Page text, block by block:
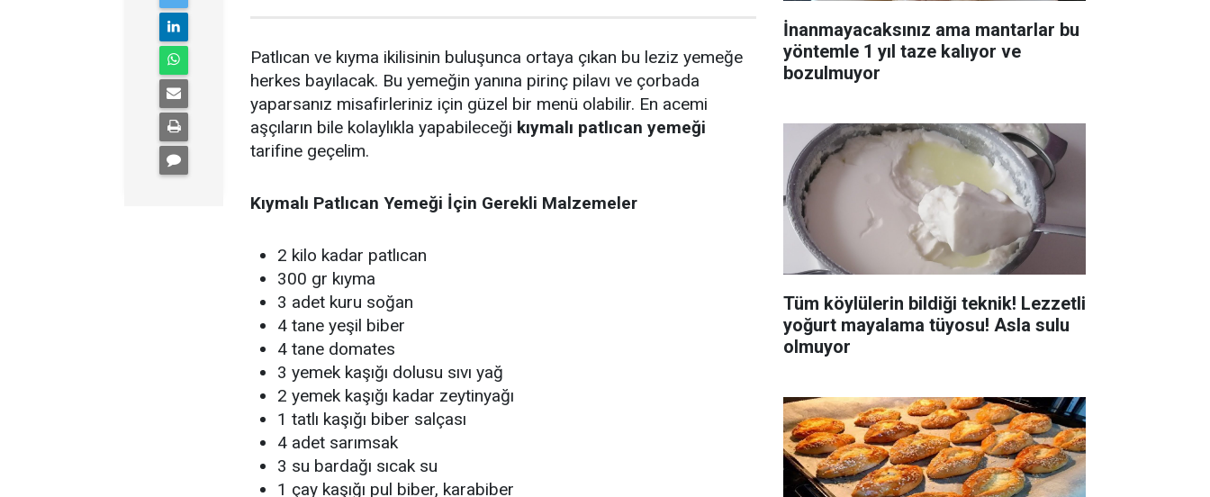
Patlıcan ve kıyma ikilisinin buluşunca ortaya çıkan bu leziz yemeğe
herkes bayılacak. Bu yemeğin yanına pirinç pilavı ve çorbada
yaparsanız misafirleriniz için güzel bir menü olabilir. En acemi
aşçıların bile kolaylıkla yapabileceği kıymalı patlıcan yemeği
tarifine geçelim.
Kıymalı Patlıcan Yemeği İçin Gerekli Malzemeler
2 kilo kadar patlıcan
300 gr kıyma
3 adet kuru soğan
4 tane yeşil biber
4 tane domates
3 yemek kaşığı dolusu sıvı yağ
2 yemek kaşığı kadar zeytinyağı
1 tatlı kaşığı biber salçası
4 adet sarımsak
3 su bardağı sıcak su
1 çay kaşığı pul biber, karabiber
İnanmayacaksınız ama mantarlar bu
yöntemle 1 yıl taze kalıyor ve
bozulmuyor
Tüm köylülerin bildiği teknik! Lezzetli
yoğurt mayalama tüyosu! Asla sulu
olmuyor